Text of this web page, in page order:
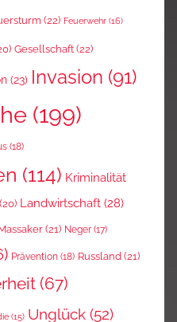
(22) Feuerwehr (16)
Gesellschaft(22)
(23) Invasion (91)
(199)
(18)
(114) Kriminalität
(20) Landwirtschaft (28)
(21) Neger (17)
Prävention (18) Russland (21)
(67)
(15) Unglück (52)